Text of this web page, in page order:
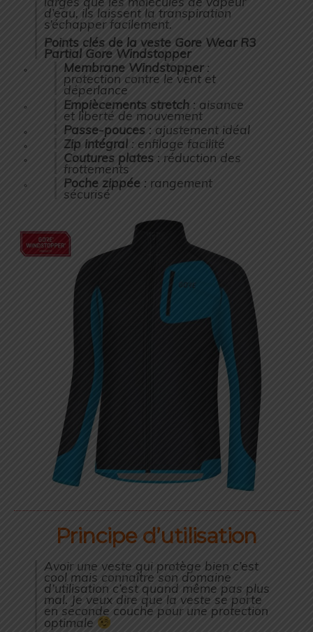
d’eau, ils laissent la transpiration
s’échapper facilement.
Points clés de la veste Gore Wear R3
Partial Gore Windstopper
Membrane Windstopper :
protection contre le vent et
déperlance
Empiècements stretch : aisance
et liberté de mouvement
Passe-pouces : ajustement idéal
Zip intégral : enfilage facilité
Coutures plates : réduction des
frottements
Poche zippée : rangement
sécurisé
Principe d’utilisation
Avoir une veste qui protège bien c’est
cool mais connaître son domaine
d’utilisation c’est quand même pas plus
mal. Je veux dire que la veste se porte
en seconde couche pour une protection
optimale